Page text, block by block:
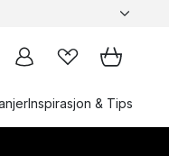
Inspirasjon & Tips